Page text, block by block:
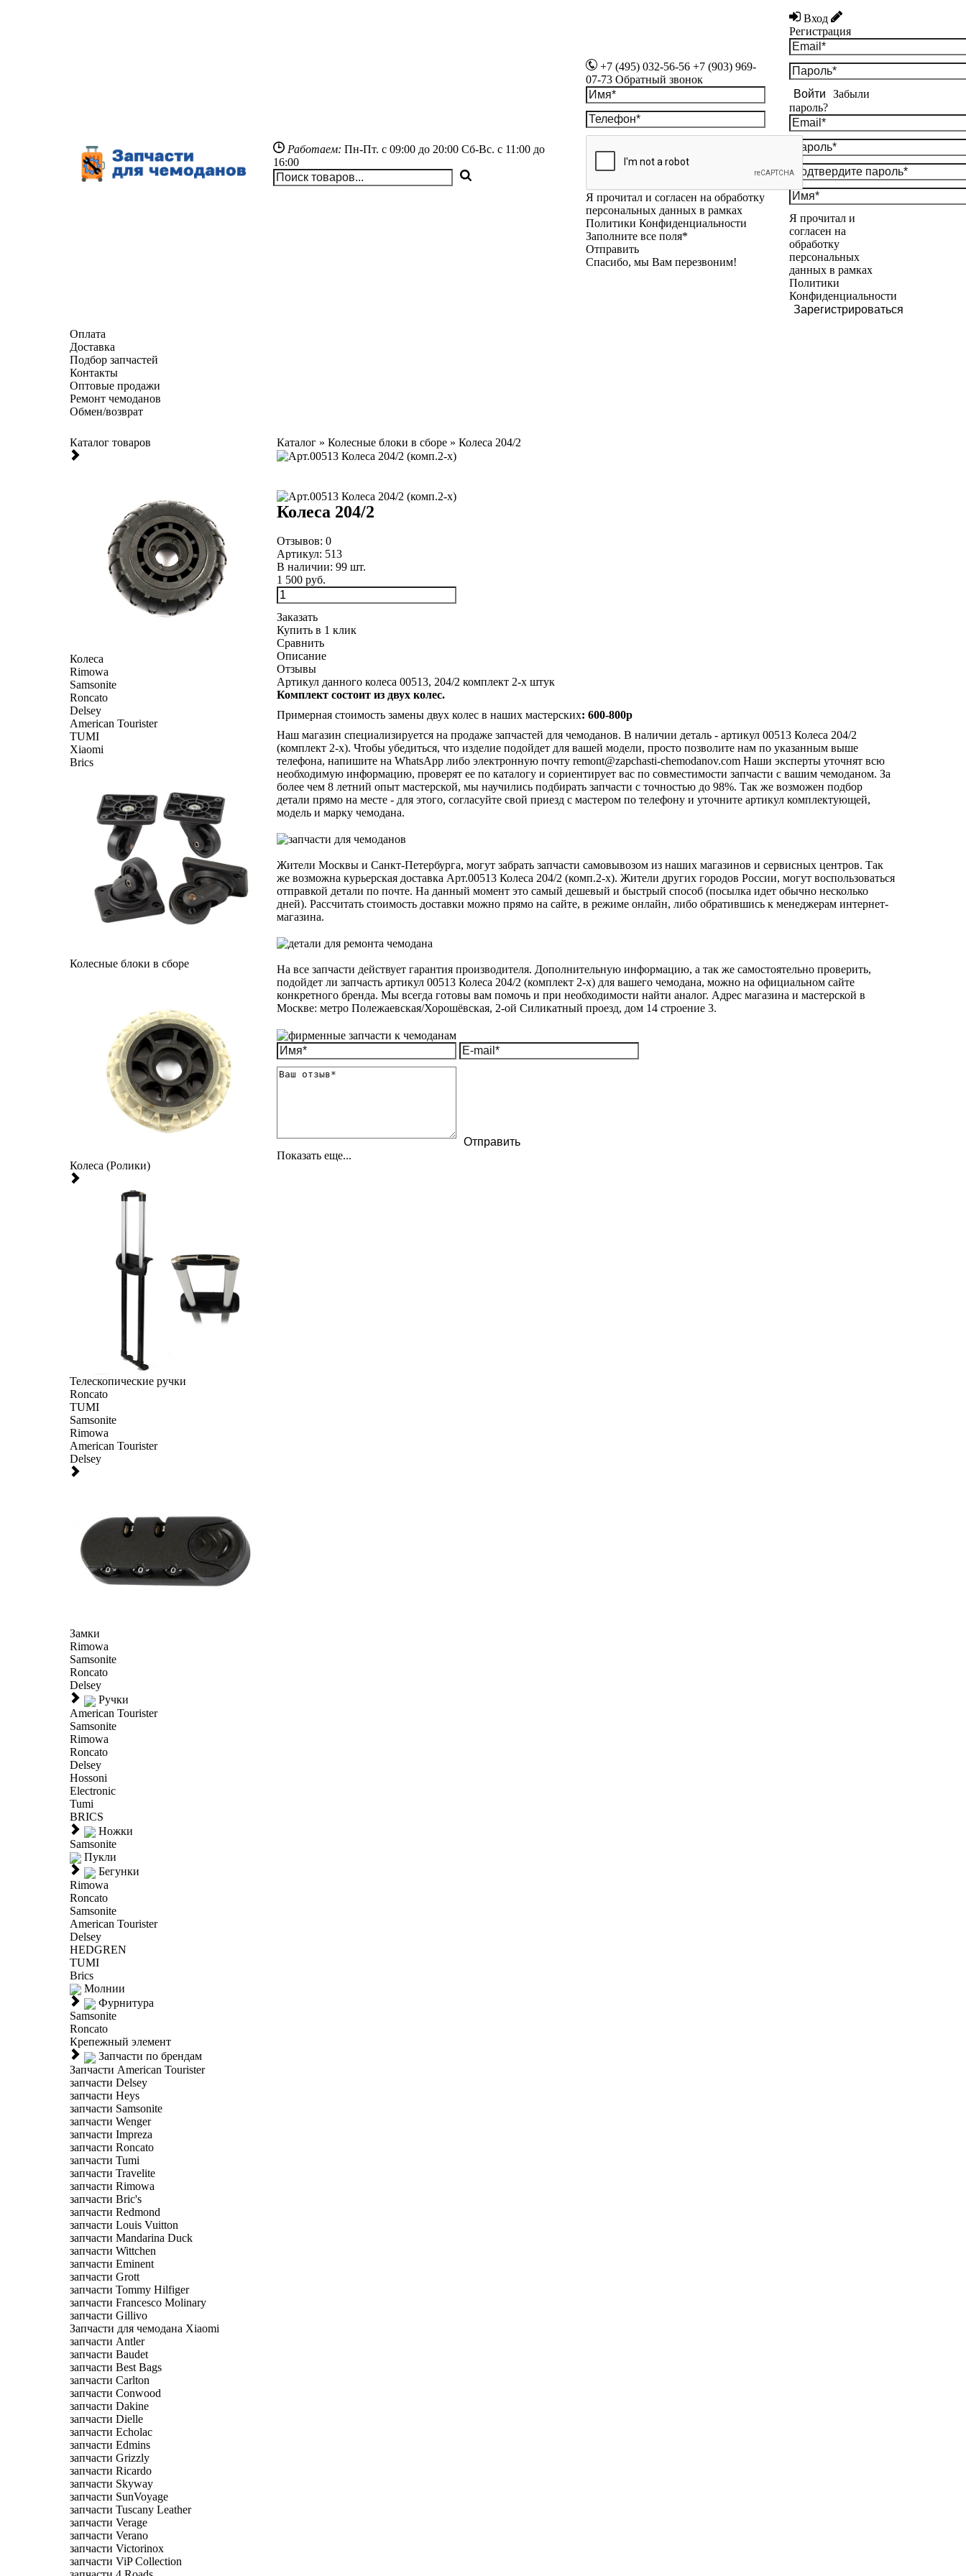
Работаем: Пн-Пт. с 09:00 до 20:00Сб-Вс. с 11:00 до
16:00
+7 (495) 032-56-56 +7 (903) 969-
07-73 Обратный звонок
Я прочитал и согласен на обработку
персональных данных в рамках
Политики Конфиденциальности
Заполните все поля*
Отправить
Спасибо, мы Вам перезвоним!
Вход
Регистрация
Войти
Забыли
пароль?
Я прочитал и
согласен на
обработку
персональных
данных в рамках
Политики
Конфиденциальности
Зарегистрироваться
Оплата
Доставка
Подбор запчастей
Контакты
Оптовые продажи
Ремонт чемоданов
Обмен/возврат
Каталог товаров
Колеса
Rimowa
Samsonite
Roncato
Delsey
American Tourister
TUMI
Xiaomi
Brics
Колесные блоки в сборе
Колеса (Ролики)
Телескопические ручки
Roncato
TUMI
Samsonite
Rimowa
American Tourister
Delsey
Замки
Rimowa
Samsonite
Roncato
Delsey
Ручки
American Tourister
Samsonite
Rimowa
Roncato
Delsey
Hossoni
Electronic
Tumi
BRICS
Ножки
Samsonite
Пукли
Бегунки
Rimowa
Roncato
Samsonite
American Tourister
Delsey
HEDGREN
TUMI
Brics
Молнии
Фурнитура
Samsonite
Roncato
Крепежный элемент
Запчасти по брендам
Запчасти American Tourister
запчасти Delsey
запчасти Heys
запчасти Samsonite
запчасти Wenger
запчасти Impreza
запчасти Roncato
запчасти Tumi
запчасти Travelite
запчасти Rimowa
запчасти Bric's
запчасти Redmond
запчасти Louis Vuitton
запчасти Mandarina Duck
запчасти Wittchen
запчасти Eminent
запчасти Grott
запчасти Tommy Hilfiger
запчасти Francesco Molinary
запчасти Gillivo
Запчасти для чемодана Xiaomi
запчасти Antler
запчасти Baudet
запчасти Best Bags
запчасти Carlton
запчасти Conwood
запчасти Dakine
запчасти Dielle
запчасти Echolac
запчасти Edmins
запчасти Grizzly
запчасти Ricardo
запчасти Skyway
запчасти SunVoyage
запчасти Tuscany Leather
запчасти Verage
запчасти Verano
запчасти Victorinox
запчасти ViP Collection
Каталог» Колесные блоки в сборе» Колеса 204/2
Колеса 204/2
Отзывов: 0
Артикул: 513
В наличии: 99шт.
1 500 руб.
Заказать
Купить в 1 клик
Сравнить
Описание
Отзывы
Артикул данного колеса 00513, 204/2 комплект 2-х штук
Комплект состоит из двух колес.
Примерная стоимость замены двух колес в наших мастерских: 600-800р
Наш магазин специализируется на продаже запчастей для чемоданов. В наличии деталь - артикул 00513 Колеса 204/2
(комплект 2-х). Чтобы убедиться, что изделие подойдет для вашей модели, просто позволите нам по указанным выше
телефона, напишите на WhatsApp либо электронную почту remont@zapchasti-chemodanov.comНаши эксперты уточнят всю
необходимую информацию, проверят ее по каталогу и сориентирует вас по совместимости запчасти с вашим чемоданом. За
более чем 8 летний опыт мастерской, мы научились подбирать запчасти с точностью до 98%. Так же возможен подбор
детали прямо на месте - для этого, согласуйте свой приезд с мастером по телефону и уточните артикул комплектующей,
модель и марку чемодана.
Жители Москвы и Санкт-Петербурга, могут забрать запчасти самовывозом из наших магазинов и сервисных центров. Так
же возможна курьерская доставка Арт.00513 Колеса 204/2 (комп.2-х). Жители других городов России, могут воспользоваться
отправкой детали по почте. На данный момент это самый дешевый и быстрый способ (посылка идет обычно несколько
дней). Рассчитать стоимость доставки можно прямо на сайте, в режиме онлайн, либо обратившись к менеджерам интернет-
магазина.
На все запчасти действует гарантия производителя. Дополнительную информацию, а так же самостоятельно проверить,
подойдет ли запчасть артикул 00513 Колеса 204/2 (комплект 2-х) для вашего чемодана, можно на официальном сайте
конкретного бренда. Мы всегда готовы вам помочь и при необходимости найти аналог. Адрес магазина и мастерской в
Москве: метро Полежаевская/Хорошёвская, 2-ой Силикатный проезд, дом 14 строение 3.
Показать еще...